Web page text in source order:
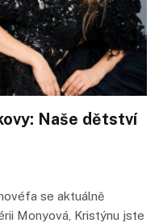
Naše dětství
se aktuálně
Monyová, Kristýnu jste